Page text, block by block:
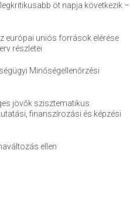
öt napja következik –
európai uniós források elérése
részletei
Minőségellenőrzési
jövők szisztematikus
finanszírozási és képzési
ellen